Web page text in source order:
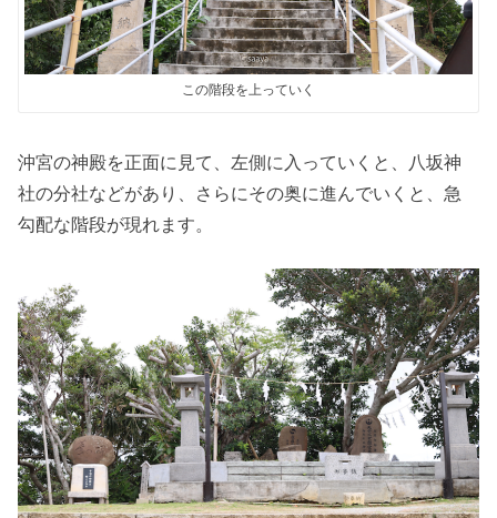
この階段を上っていく
沖宮の神殿を正面に見て、左側に入っていくと、八坂神
社の分社などがあり、さらにその奥に進んでいくと、急
勾配な階段が現れます。